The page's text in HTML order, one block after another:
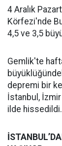
4 Aralık
Körfezi'nde
4,5 ve 3,5
Gemlik'te
depremi bir
İstanbul,
ilde hissedildi.